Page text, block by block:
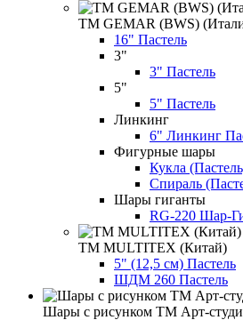
ТМ GEMAR (BWS)
16" Пастель
3"
3" Пастель
5"
5" Пастель
Линкинг
6" Линкинг
Фигурные шары
Кукла
Спираль
Шары гиганты
RG-220 Шар-
ТМ MULTITEX (Китай)
5" (12,5 см) Пастель
ШДМ 260 Пастель
Шары с рисунком ТМ Арт-